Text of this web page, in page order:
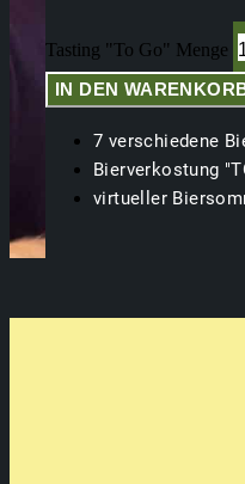
Tasting "To Go" Menge
IN DEN
7 verschiedene
virtueller